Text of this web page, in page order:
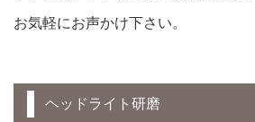
お気軽にお声かけ下さい。
ヘッドライト研磨